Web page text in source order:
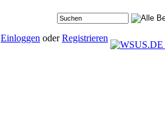
Einloggen oderRegistrieren